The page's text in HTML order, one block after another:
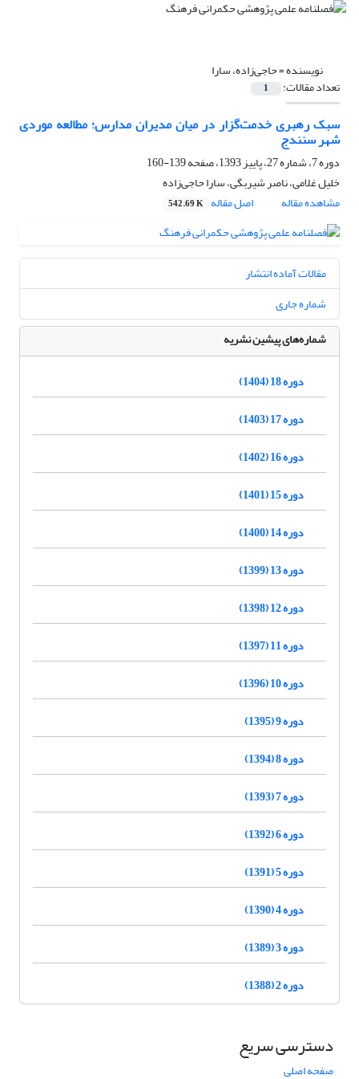
نویسنده =حاجی‌زاده، سارا
تعداد مقالات: 1
سبک رهبری خدمت‌گزار در میان مدیران مدارس؛ مطالعه موردی
شهر سنندج
دوره 7، شماره 27، پاییز 1393، صفحه
139-160
خلیل غلامی، ناصر شیربگی، سارا حاجی‌زاده
مشاهده مقاله
اصل مقاله 542.69 K
مقالات آماده انتشار
شماره جاری
شماره‌های پیشین نشریه
دوره 18 (1404)
دوره 17 (1403)
دوره 16 (1402)
دوره 15 (1401)
دوره 14 (1400)
دوره 13 (1399)
دوره 12 (1398)
دوره 11 (1397)
دوره 10 (1396)
دوره 9 (1395)
دوره 8 (1394)
دوره 7 (1393)
دوره 6 (1392)
دوره 5 (1391)
دوره 4 (1390)
دوره 3 (1389)
دوره 2 (1388)
دسترسی سریع
صفحه اصلی